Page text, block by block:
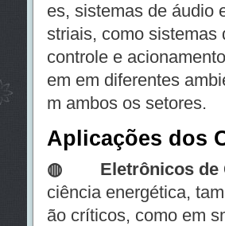
es, sistemas de áudio
striais, como sistemas
controle e
em em diferentes
m ambos os setores.
Aplicações dos
◍ Eletrônicos de
ciência energética,
ão críticos, como em